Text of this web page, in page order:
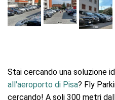
Stai cercando una soluzione
all'aeroporto di Pisa? Fly
cercando! A soli 300 metri